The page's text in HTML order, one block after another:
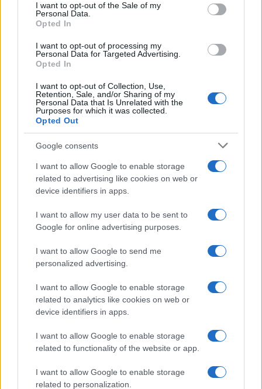
I want to opt-out of the Sale of my
Personal Data.
Opted In
I want to opt-out of processing my
Personal Data for Targeted Advertising.
Opted In
I want to opt-out of Collection, Use,
Retention, Sale, and/or Sharing of my
Personal Data that Is Unrelated with the
Purposes for which it was collected.
Opted Out
Google consents
I want to allow Google to enable storage
related to advertising like cookies on web or
device identifiers in apps.
I want to allow my user data to be sent to
Google for online advertising purposes.
I want to allow Google to send me
personalized advertising.
I want to allow Google to enable storage
related to analytics like cookies on web or
device identifiers in apps.
I want to allow Google to enable storage
related to functionality of the website or app.
I want to allow Google to enable storage
related to personalization.
Confidando anche sui numerosi sostenitori che
vanta all’estero. Agguerriti quelli tedeschi,
timorosi di compromettere le loro fiorenti
italiani, che spesso agiscono sottotraccia. Dai
grillini cui si deve la firma pressoché immediata
del progetto della “Nuova Via della Seta”, a
Romano Prodi intenti, pure loro, a non irritare Xi
Jinping e a promuovere affari con lo sterminato
mercato del Dragone.
Poi si è visto che, contrariamente alle attese, Joe
molto simili a quelle dettate da Trump. L’alleanza
tra Usa, Regno Unito e Australia, dotando
quest’ultima di sommergibili nucleari, è un brutto
colpo per Pechino, destinato – o almeno lo si
spera – a far seriamente riflettere i capi del Partito
comunista cinese.
Non è certo un caso che la notizia sia stata accolta